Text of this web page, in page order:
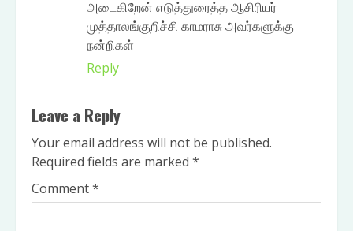
அடைகிறேன் எடுத்துரைத்த ஆசிரியர்
முத்தாலங்குறிச்சி காமராசு அவர்களுக்கு
நன்றிகள்
Reply
Leave a Reply
Your email address will not be published.
Required fields are marked *
Comment*